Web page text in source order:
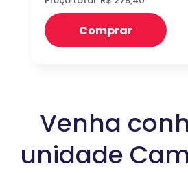
Comprar
Venha
unidade